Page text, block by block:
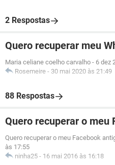
2 Respostas
Quero recuperar meu
Maria celiane coelho carvalho - 6 dez
Rosemeire - 30 mai 2020 às 21:49
88 Respostas
Quero recuperar o meu
Quero recuperar o meu Facebook
às 17:55
ninha25 - 16 mai 2016 às 16:18